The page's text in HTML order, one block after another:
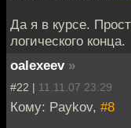
Да я в курсе.
логического конца.
oalexeev »
#22 | 11.11.07 23:29
Кому: Paykov, #8